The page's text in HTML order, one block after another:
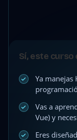
Sí, este
Ya manejas
Vas a
Vue) y
Eres